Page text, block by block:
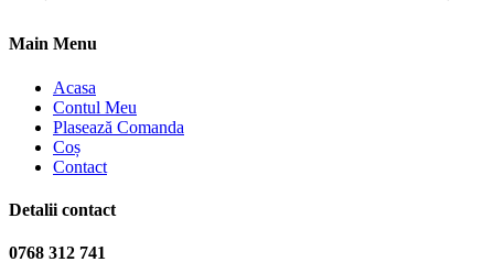
Main Menu
Acasa
Contul Meu
Plasează Comanda
Coș
Contact
Detalii contact
0768 312 741